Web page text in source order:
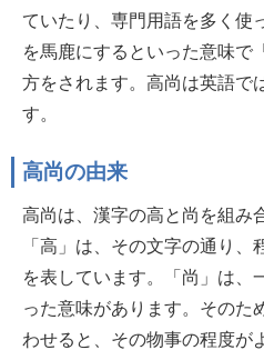
ていたり、専門用語を多く使
を馬鹿にするといった意味で
方をされます。高尚は英語で
す。
高尚の由来
高尚は、漢字の高と尚を組み
「高」は、その文字の通り、
を表しています。「尚」は、
った意味があります。そのた
わせると、その物事の程度が